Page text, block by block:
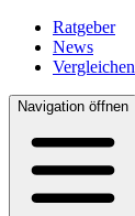
Ratgeber
News
Vergleichen
Navigation öffnen